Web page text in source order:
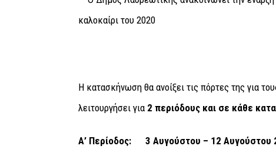
Η κατασκήνωση θα ανοίξει τις πόρτες της για
λειτουργήσει για 2 περιόδους και σε κάθε
Α’ Περίοδος: 3 Αυγούστου – 12 Αυγούστου